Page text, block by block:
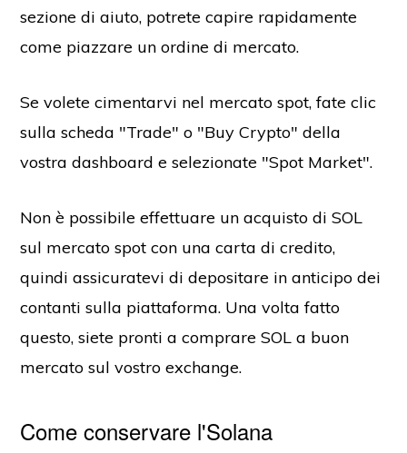
sezione di aiuto, potrete capire rapidamente
come piazzare un ordine di mercato.
Se volete cimentarvi nel mercato spot, fate clic
sulla scheda "Trade" o "Buy Crypto" della
vostra dashboard e selezionate "Spot Market".
Non è possibile effettuare un acquisto di SOL
sul mercato spot con una carta di credito,
quindi assicuratevi di depositare in anticipo dei
contanti sulla piattaforma. Una volta fatto
questo, siete pronti a comprare SOL a buon
mercato sul vostro exchange.
Come conservare l'Solana